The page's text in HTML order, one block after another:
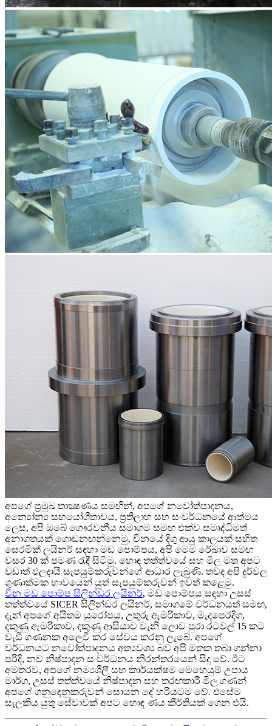
අපගේ ප්‍රමුඛ තාක්‍ෂණය සමඟින්, අපගේ නවෝත්පාදනය,
අන්‍යෝන්‍ය සහයෝගීතාවය, ප්‍රතිලාභ සහ සංවර්ධනයේ ආත්මය
ලෙස, අපි ඔබේ ගෞරවනීය සමාගම සමඟ එක්ව සමෘද්ධිමත්
අනාගතයක් ගොඩනඟන්නෙමු. චීනයේ දිගු ආයු කාලයක් සහිත
සෙරමික් ලයිනර් සඳහා මඩ පොම්පය, අපි මෙම රේඛාව සමඟ
වසර 30 ක් පමණ රැඳී සිටිමු. හොඳ තත්ත්වයේ සහ මිල මත අපට
වඩාත් ඵලදායී සැපයුම්කරුවන්ගේ ආධාර ලැබුණි. තවද අපි දුර්වල
ගුණාත්මක භාවයෙන් යුත් සැපයුම්කරුවන් ඉවත් කළෙමු.
චීන මඩ පොම්ප සිලින්ඩර ලයිනර්, මඩ පොම්පය සඳහා උසස්
තත්ත්වයේ SICER සිලින්ඩර ලයිනර්, සමාගමේ වර්ධනයත් සමඟ,
දැන් අපගේ අයිතම යුරෝපය, උතුරු ඇමරිකාව, මැදපෙරදිග,
දකුණු ඇමරිකාව, දකුණු ආසියාව වැනි ලොව පුරා රටවල් 15 කට
වැඩි ගණනක අලෙවි කර සේවය කරනු ලැබේ. අපගේ
වර්ධනයට නවෝත්පාදනය අත්‍යවශ්‍ය බව අපි මතක තබා ගන්නා
පරිදි, නව නිෂ්පාදන සංවර්ධනය නිරන්තරයෙන් සිදු වේ. ඊට
අමතරව, අපගේ නම්‍යශීලී සහ කාර්යක්ෂම මෙහෙයුම් උපාය
මාර්ග, උසස් තත්ත්වයේ නිෂ්පාදන සහ තරඟකාරී මිල ගණන්
අපගේ ගනුදෙනුකරුවන් සොයන දේ හරියටම වේ. එසේම
සැලකිය යුතු සේවාවක් අපට හොඳ ණය කීර්තියක් ගෙන එයි.